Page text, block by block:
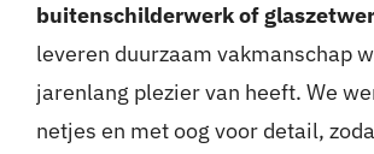
buitenschilderwerk of
leveren duurzaam vakmanschap
jarenlang plezier van heeft. We
netjes en met oog voor detail,